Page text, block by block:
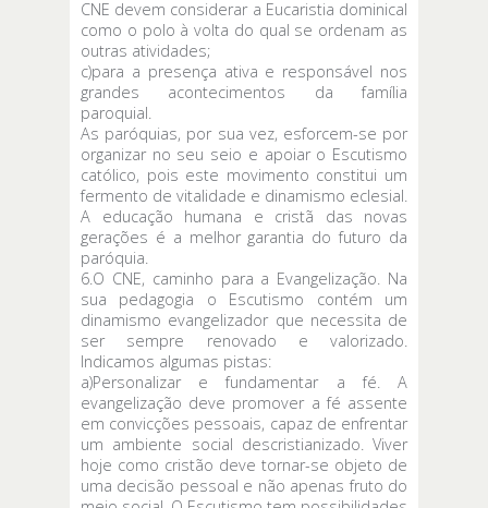
CNE devem considerar a Eucaristia dominical
como o polo à volta do qual se ordenam as
outras atividades;
c)para a presença ativa e responsável nos
grandes acontecimentos da família
paroquial.
As paróquias, por sua vez, esforcem-se por
organizar no seu seio e apoiar o Escutismo
católico, pois este movimento constitui um
fermento de vitalidade e dinamismo eclesial.
A educação humana e cristã das novas
gerações é a melhor garantia do futuro da
paróquia.
6.O CNE, caminho para a Evangelização. Na
sua pedagogia o Escutismo contém um
dinamismo evangelizador que necessita de
ser sempre renovado e valorizado.
Indicamos algumas pistas:
a)Personalizar e fundamentar a fé. A
evangelização deve promover a fé assente
em convicções pessoais, capaz de enfrentar
um ambiente social descristianizado. Viver
hoje como cristão deve tornar-se objeto de
uma decisão pessoal e não apenas fruto do